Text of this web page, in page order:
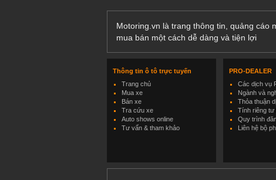
Motoring.vn là trang thông tin, quảng cáo
mua bán một cách dễ dàng và tiện lợi
Thông tin ô tô trực tuyến
Trang chủ
Mua xe
Bán xe
Tra cứu xe
Auto shows online
Tư vấn & tham khảo
PRO-DEALER
Các dịch vụ
Ngành và
Thỏa thuận
Tính riêng tư
Quy trình
Liên hệ bộ